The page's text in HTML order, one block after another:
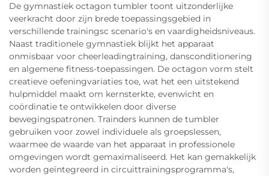
De gymnastiek octagon tumbler toont uitzonderlijke
veerkracht door zijn brede toepassingsgebied in
verschillende trainingsc scenario's en vaardigheidsniveaus.
Naast traditionele gymnastiek blijkt het apparaat
onmisbaar voor cheerleadingtraining, dansconditionering
en algemene fitness-toepassingen. De octagon vorm stelt
creatieve oefeningvariaties toe, wat het een uitstekend
hulpmiddel maakt om kernsterkte, evenwicht en
coördinatie te ontwikkelen door diverse
bewegingspatronen. Trainders kunnen de tumbler
gebruiken voor zowel individuele als groepslessen,
waarmee de waarde van het apparaat in professionele
omgevingen wordt gemaximaliseerd. Het kan gemakkelijk
worden geïntegreerd in circuittrainingsprogramma's,